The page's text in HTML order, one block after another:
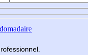
fessionnel